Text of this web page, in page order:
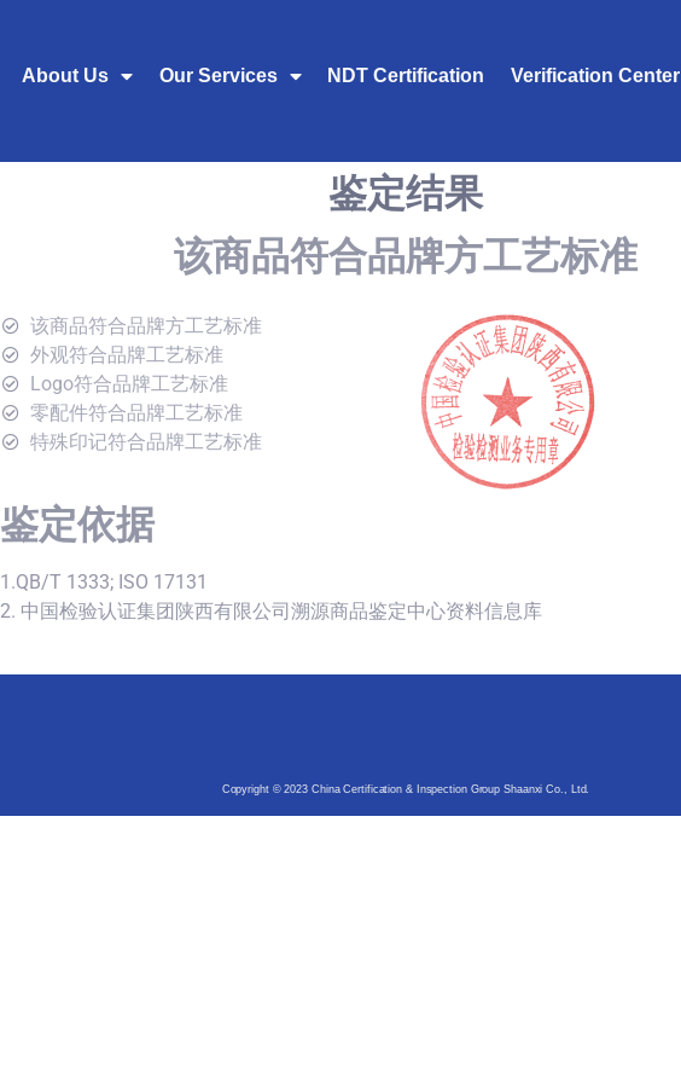
About Us Our Services NDT Certification Verification Center
鉴定结果
该商品符合品牌方工艺标准
该商品符合品牌方工艺标准
外观符合品牌工艺标准
Logo符合品牌工艺标准
零配件符合品牌工艺标准
特殊印记符合品牌工艺标准
鉴定依据
1.QB/T 1333; ISO 17131
2. 中国检验认证集团陕西有限公司溯源商品鉴定中心资料信息库
Copyright © 2023 China Certification & Inspection Group Shaanxi Co., Ltd.